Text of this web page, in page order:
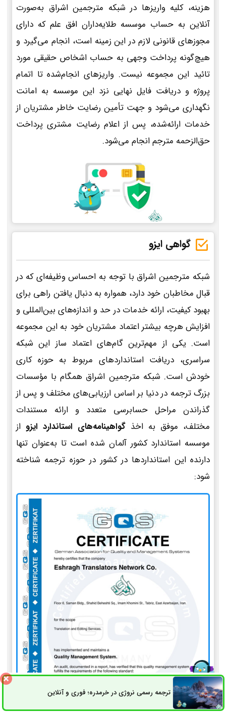
هزینه، کلیه واریزها در شبکه مترجمین اشراق به‌صورت
آنلاین به حساب موسسه طلایه‌داران افق علم که دارای
مجوزهای قانونی لازم در این زمینه است، انجام می‌گیرد و
هیچ‌گونه پرداخت وجهی به حساب اشخاص حقیقی مورد
تائید این مجموعه نیست. واریزهای انجام‌شده تا اتمام
پروژه و دریافت فایل نهایی نزد این موسسه به امانت
نگهداری می‌شود و جهت تأمین رضایت خاطر مشتریان از
خدمات ارائه‌شده، پس از اعلام رضایت مشتری پرداخت
حق‌الزحمه مترجم انجام می‌شود.
گواهی ایزو
شبکه مترجمین اشراق با توجه به احساس وظیفه‌ای که در
قبال مخاطبان خود دارد، همواره به دنبال یافتن راهی برای
بهبود کیفیت، ارائه خدمات در حد و اندازه‌های بین‌المللی و
افزایش هرچه بیشتر اعتماد مشتریان خود به این مجموعه
است. یکی از مهم‌ترین گام‌های اعتماد ساز این شبکه
سراسری، دریافت استانداردهای مربوط به حوزه کاری
خودش است. شبکه مترجمین اشراق همگام با مؤسسات
بزرگ ترجمه در دنیا بر اساس ارزیابی‌های مختلف و پس از
گذراندن مراحل حسابرسی متعدد و ارائه مستندات
مختلف، موفق به اخذ گواهینامه‌های استاندارد ایزو از
موسسه استاندارد کشور آلمان شده است تا به‌عنوان تنها
دارنده این استانداردها در کشور در حوزه ترجمه شناخته
شود:
ترجمه رسمی نروژی در خرمدره؛ فوری و آنلاینثبت سفارش راه های ارتباطی